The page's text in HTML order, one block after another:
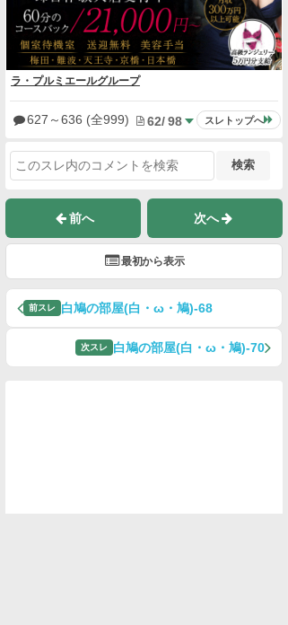
ラ・プルミエールグループ
627 636 (全999) 62/ 98 スレトップへ
検索
最初から表示
前へ 次へ
前スレ 白鳩の部屋(白・ω・鳩)-68
次スレ 白鳩の部屋(白・ω・鳩)-70